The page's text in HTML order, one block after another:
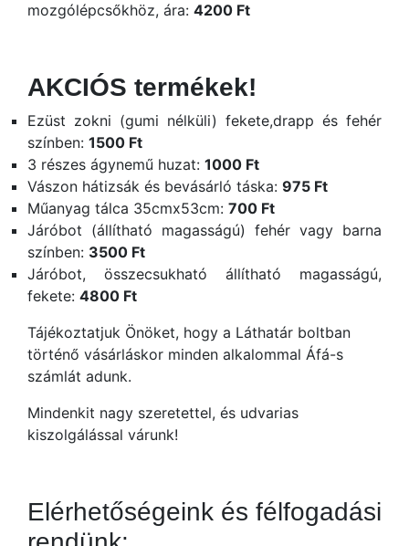
mozgólépcsőkhöz, ára: 4200 Ft
AKCIÓS termékek!
Ezüst zokni (gumi nélküli) fekete,drapp és fehér
színben: 1500 Ft
3 részes ágynemű huzat: 1000 Ft
Vászon hátizsák és bevásárló táska: 975 Ft
Műanyag tálca 35cmx53cm: 700 Ft
Járóbot (állítható magasságú) fehér vagy barna
színben: 3500 Ft
Járóbot, összecsukható állítható magasságú,
fekete: 4800 Ft
Tájékoztatjuk Önöket, hogy a Láthatár boltban
történő vásárláskor minden alkalommal Áfá-s
számlát adunk.
Mindenkit nagy szeretettel, és udvarias
kiszolgálással várunk!
Elérhetőségeink és félfogadási